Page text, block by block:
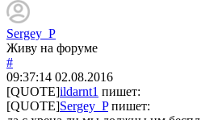
Sergey_P
Живу на форуме
#
09:37:14 02.08.2016
[QUOTE]ildarnt1 пишет:
[QUOTE]Sergey_Pпишет: